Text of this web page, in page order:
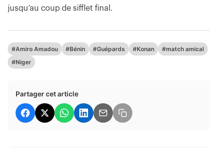
jusqu’au coup de sifflet final.
#Amiro Amadou #Bénin #Guépards #Konan
#match amical
#Niger
Partager cet article